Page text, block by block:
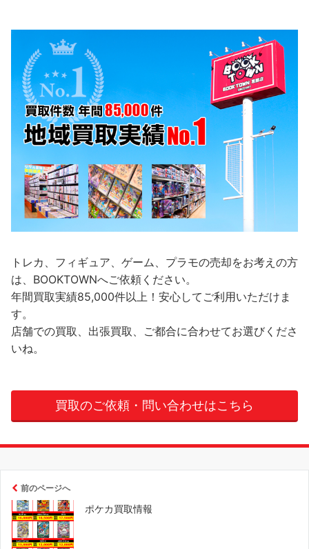
トレカ、フィギュア、ゲーム、プラモの売却をお考えの方
は、BOOKTOWNへご依頼ください。
年間買取実績85,000件以上！安心してご利用いただけま
す。
店舗での買取、出張買取、ご都合に合わせてお選びくださ
いね。
買取のご依頼・問い合わせはこちら
前のページへ
ポケカ買取情報